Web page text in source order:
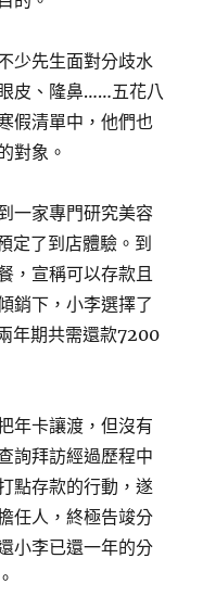
少先生面對分歧水
皮、隆鼻……五花八
假清單中，他們也
對象。
一家專門研究美容
定了到店體驗。到
，宣稱可以存款且
銷下，小李選擇了
年期共需還款7200
年卡讓渡，但沒有
詢拜訪經過歷程中
點存款的行動，遂
任人，終極告竣分
小李已還一年的分